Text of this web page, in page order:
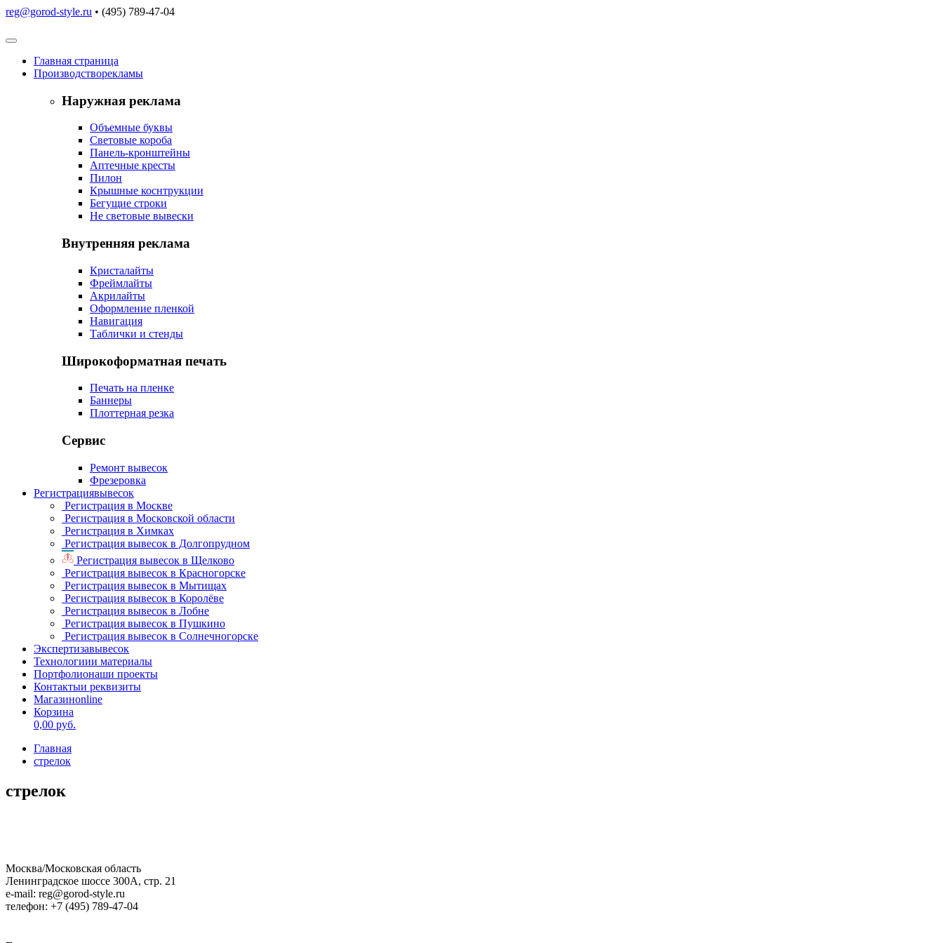
reg@gorod-style.ru • (495) 789-47-04
Главная страница
Производстворекламы
Наружная реклама
Объемные буквы
Световые короба
Панель-кронштейны
Аптечные кресты
Пилон
Крышные коснтрукции
Бегущие строки
Не световые вывески
Внутренняя реклама
Кристалайты
Фреймлайты
Акрилайты
Оформление пленкой
Навигация
Таблички и стенды
Широкоформатная печать
Печать на пленке
Баннеры
Плоттерная резка
Сервис
Ремонт вывесок
Фрезеровка
Регистрациявывесок
Регистрация в Москве
Регистрация в Московской области
Регистрация в Химках
Регистрация вывесок в Долгопрудном
Регистрация вывесок в Щелково
Регистрация вывесок в Красногорске
Регистрация вывесок в Мытищах
Регистрация вывесок в Королёве
Регистрация вывесок в Лобне
Регистрация вывесок в Пушкино
Регистрация вывесок в Солнечногорске
Экспертизавывесок
Технологиии материалы
Портфолионаши проекты
Контактыи реквизиты
Магазинonline
Корзина
0,00 руб.
Главная
стрелок
стрелок
Москва/Московская область
Ленинградское шоссе 300А, стр. 21
e-mail: reg@gorod-style.ru
телефон: +7 (495) 789-47-04